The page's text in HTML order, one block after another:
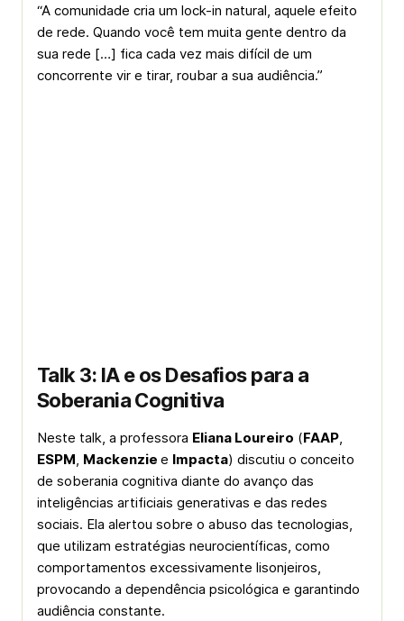
“A comunidade cria um lock-in natural, aquele efeito
de rede. Quando você tem muita gente dentro da
sua rede […] fica cada vez mais difícil de um
concorrente vir e tirar, roubar a sua audiência.”
Talk 3: IA e os Desafios para a
Soberania Cognitiva
Neste talk, a professora Eliana Loureiro (FAAP,
ESPM, Mackenzie e Impacta) discutiu o conceito
de soberania cognitiva diante do avanço das
inteligências artificiais generativas e das redes
sociais. Ela alertou sobre o abuso das tecnologias,
que utilizam estratégias neurocientíficas, como
comportamentos excessivamente lisonjeiros,
provocando a dependência psicológica e garantindo
audiência constante.